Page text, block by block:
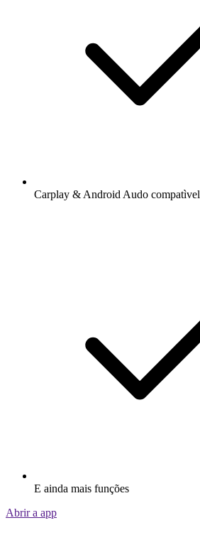
Carplay & Android Audo compatìvel
E ainda mais funções
Abrir a app